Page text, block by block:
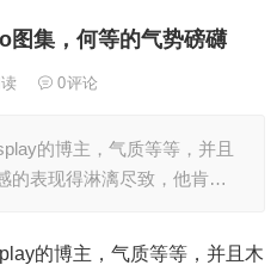
图集，何等的气势磅礴
0评论
的博主，气质等等，并且
的表现得淋漓尽致，他肯…
的博主，气质等等，并且木